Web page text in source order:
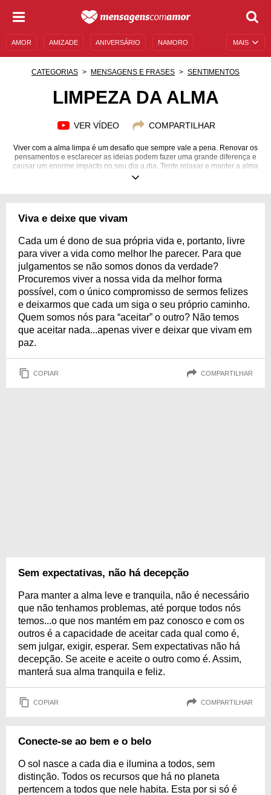
MAIS
AMOR AMIZADE ANIVERSÁRIO NAMORO
CATEGORIAS MENSAGENS E FRASES SENTIMENTOS
LIMPEZA DA ALMA
VER VÍDEO COMPARTILHAR
Viver com a alma limpa é um desafio que sempre vale a pena. Renovar os
pensamentos e esclarecer as ideias podem fazer uma grande diferença e
causar um enorme impacto no seu dia a dia. Tente relaxar e manter a alma
limpa, sempre em sintonia com seu corpo e sua mente.
Viva e deixe que vivam
Cada um é dono de sua própria vida e, portanto, livre
para viver a vida como melhor lhe parecer. Para que
julgamentos se não somos donos da verdade?
Procuremos viver a nossa vida da melhor forma
possível, com o único compromisso de sermos felizes
e deixarmos que cada um siga o seu próprio caminho.
Quem somos nós para “aceitar” o outro? Não temos
que aceitar nada...apenas viver e deixar que vivam em
paz.
COPIAR COMPARTILHAR
Sem expectativas, não há decepção
Para manter a alma leve e tranquila, não é necessário
que não tenhamos problemas, até porque todos nós
temos...o que nos mantém em paz conosco e com os
outros é a capacidade de aceitar cada qual como é,
sem julgar, exigir, esperar. Sem expectativas não há
decepção. Se aceite e aceite o outro como é. Assim,
manterá sua alma tranquila e feliz.
COPIAR COMPARTILHAR
Conecte-se ao bem e o belo
O sol nasce a cada dia e ilumina a todos, sem
distinção. Todos os recursos que há no planeta
pertencem a todos que nele habita. Esta por si só é